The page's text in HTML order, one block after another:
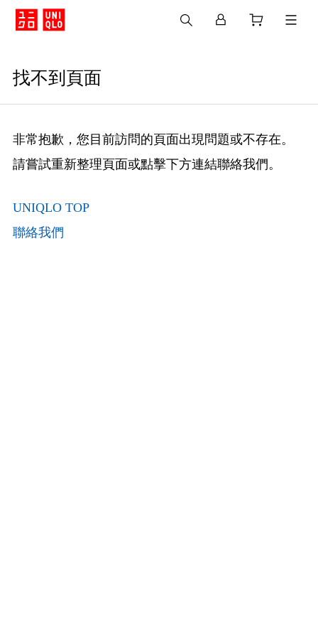
找不到頁面
非常抱歉，您目前訪問的頁面出現問題或不存在。
請嘗試重新整理頁面或點擊下方連結聯絡我們。
UNIQLO TOP
聯絡我們